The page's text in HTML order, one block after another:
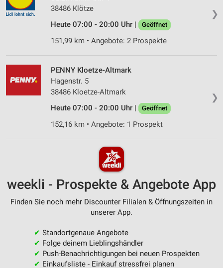
❯
38486 Klötze
Heute 07:00 - 20:00 Uhr |
Geöffnet
151,99 km • Angebote: 2 Prospekte
❯
PENNY Kloetze-Altmark
Hagenstr. 5
38486 Kloetze-Altmark
Heute 07:00 - 20:00 Uhr |
Geöffnet
152,16 km • Angebote: 1 Prospekt
weekli - Prospekte & Angebote App
Finden Sie noch mehr Discounter Filialen & Öffnungszeiten in
unserer App.
✔ Standortgenaue Angebote
✔ Folge deinem Lieblingshändler
✔ Push-Benachrichtigungen bei neuen Prospekten
✔ Einkaufsliste - Einkauf stressfrei planen